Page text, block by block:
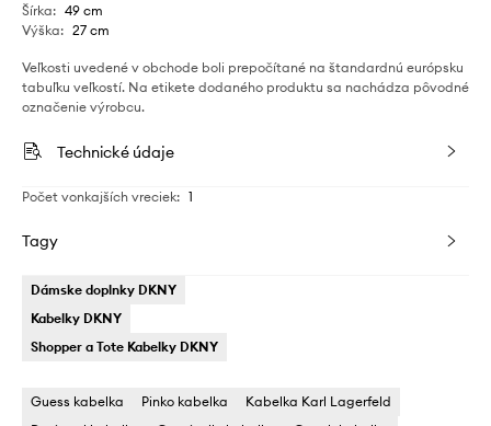
Šírka: 49 cm
Výška: 27 cm
Veľkosti uvedené v obchode boli prepočítané na štandardnú európsku
tabuľku veľkostí. Na etikete dodaného produktu sa nachádza pôvodné
označenie výrobcu.
Technické údaje
Počet vonkajších vreciek: 1
Tagy
Dámske doplnky DKNY
Kabelky DKNY
Shopper a Tote Kabelky DKNY
Guess kabelka Pinko kabelka
Kabelka Karl Lagerfeld